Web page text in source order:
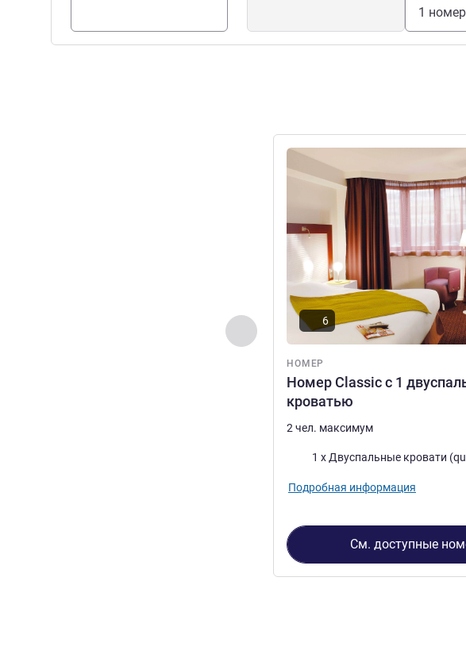
Приятного проживания!»
Michele SCHAEFFER Управление отелем
1
Назад - Номер
НОМЕР
Номер Classic с 1
кроватью
Подробная информация
6
2 чел. максимум
Постель1 x Двуспальные кровати
Подробная информация
См. доступные